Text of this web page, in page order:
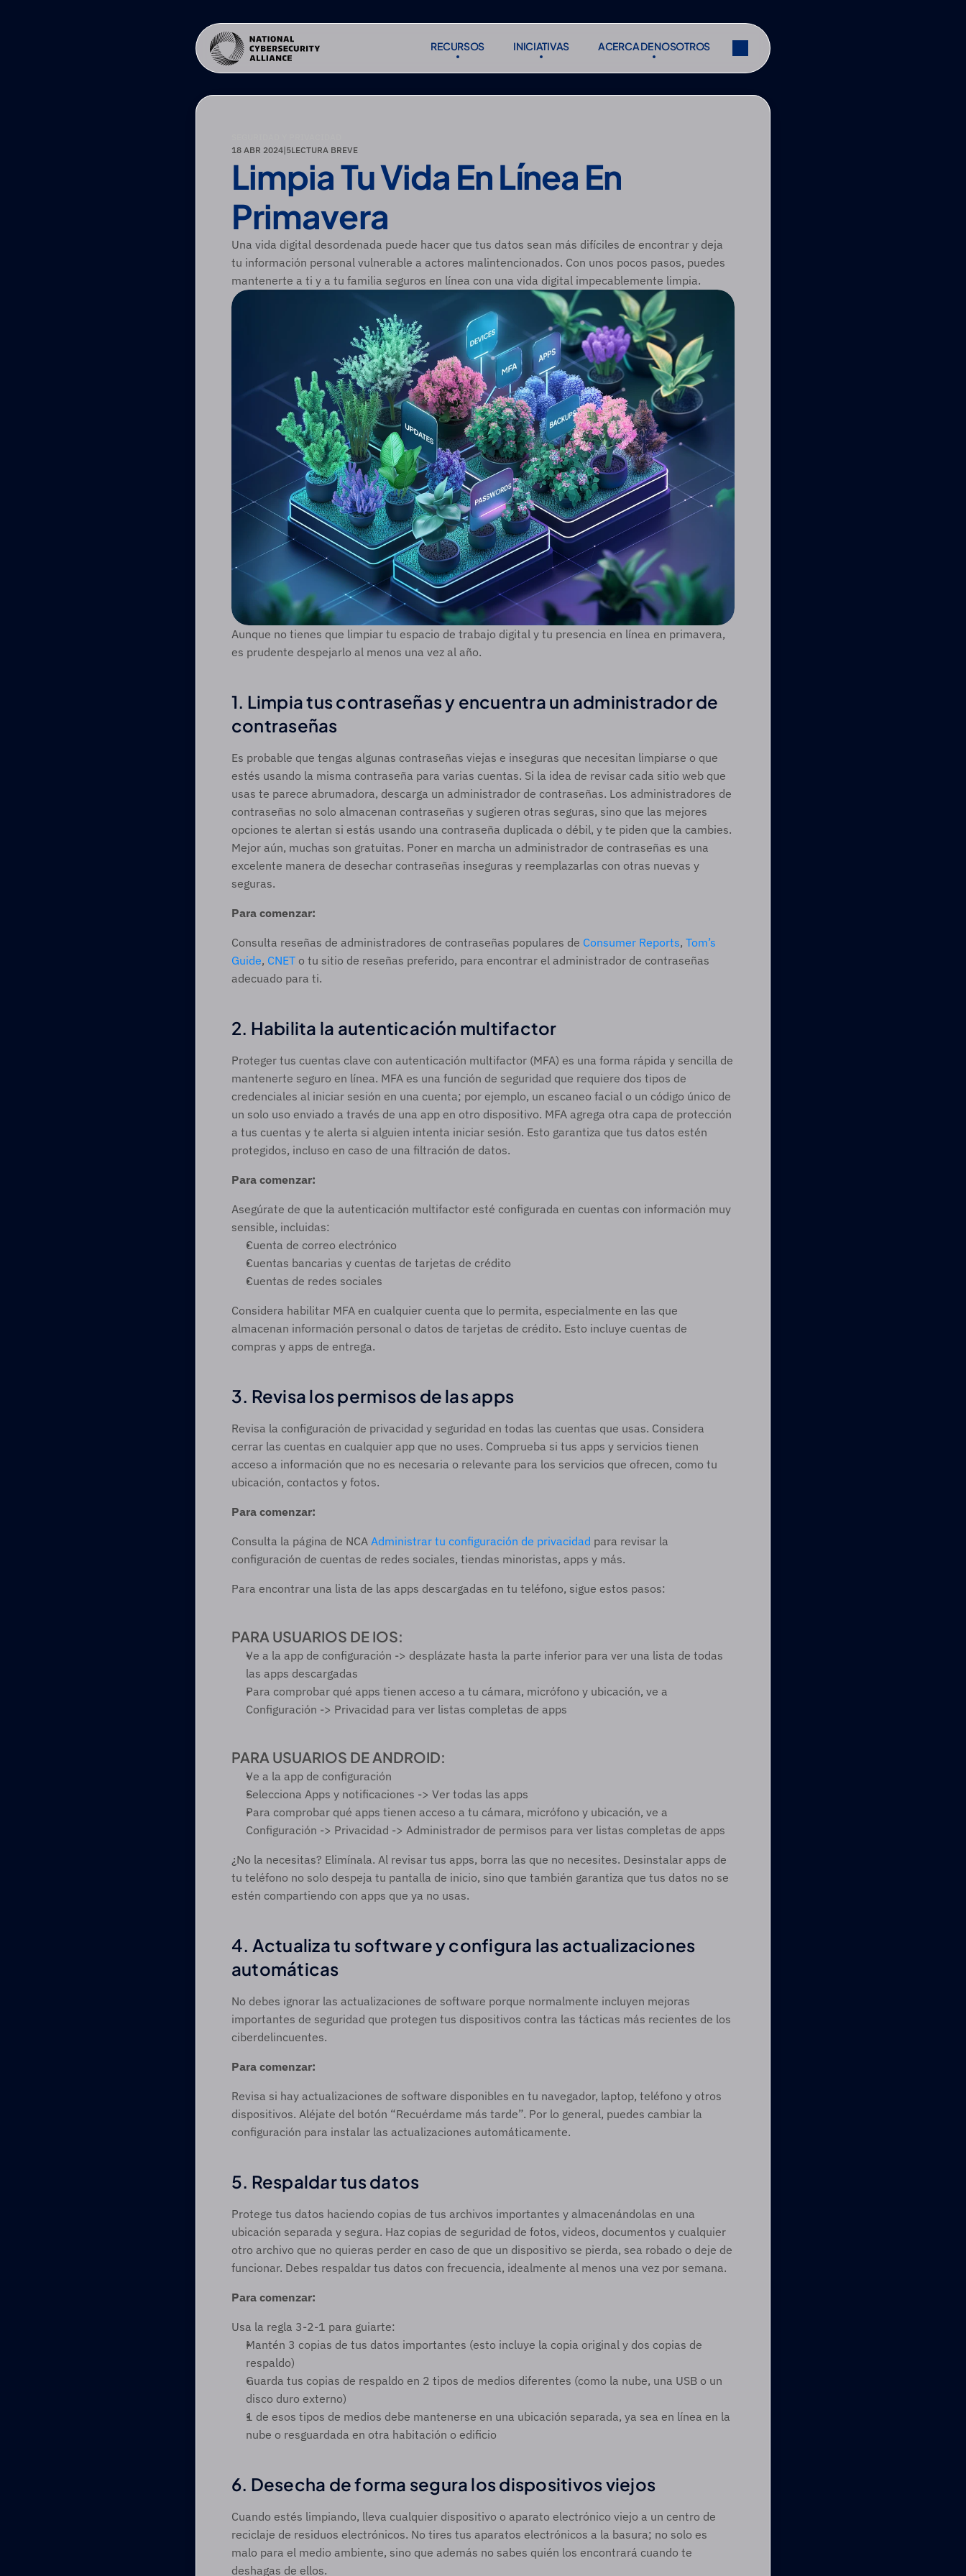
RECURSOS
RECURSOS
INICIATIVAS
INICIATIVAS
ACERCA DE NOSOTROS
ACERCA DE NOSOTROS
Suscribirse
Compartir
18 ABR 2024|5LECTURA BREVE
Limpia Tu Vida En Línea En
Primavera
Una vida digital desordenada puede hacer que tus datos sean más difíciles de encontrar y deja
tu información personal vulnerable a actores malintencionados. Con unos pocos pasos, puedes
mantenerte a ti y a tu familia seguros en línea con una vida digital impecablemente limpia.
Aunque no tienes que limpiar tu espacio de trabajo digital y tu presencia en línea en primavera,
es prudente despejarlo al menos una vez al año.
1. Limpia tus contraseñas y encuentra un administrador de
contraseñas
Es probable que tengas algunas contraseñas viejas e inseguras que necesitan limpiarse o que
estés usando la misma contraseña para varias cuentas. Si la idea de revisar cada sitio web que
usas te parece abrumadora, descarga un administrador de contraseñas. Los administradores de
contraseñas no solo almacenan contraseñas y sugieren otras seguras, sino que las mejores
opciones te alertan si estás usando una contraseña duplicada o débil, y te piden que la cambies.
Mejor aún, muchas son gratuitas. Poner en marcha un administrador de contraseñas es una
excelente manera de desechar contraseñas inseguras y reemplazarlas con otras nuevas y
seguras.
Para comenzar:
Consulta reseñas de administradores de contraseñas populares de Consumer Reports, Tom’s
Guide, CNET o tu sitio de reseñas preferido, para encontrar el administrador de contraseñas
adecuado para ti.
2. Habilita la autenticación multifactor
Proteger tus cuentas clave con autenticación multifactor (MFA) es una forma rápida y sencilla de
mantenerte seguro en línea. MFA es una función de seguridad que requiere dos tipos de
credenciales al iniciar sesión en una cuenta; por ejemplo, un escaneo facial o un código único de
un solo uso enviado a través de una app en otro dispositivo. MFA agrega otra capa de protección
a tus cuentas y te alerta si alguien intenta iniciar sesión. Esto garantiza que tus datos estén
protegidos, incluso en caso de una filtración de datos.
Para comenzar:
Asegúrate de que la autenticación multifactor esté configurada en cuentas con información muy
sensible, incluidas:
Cuenta de correo electrónico
Cuentas bancarias y cuentas de tarjetas de crédito
Cuentas de redes sociales
Considera habilitar MFA en cualquier cuenta que lo permita, especialmente en las que
almacenan información personal o datos de tarjetas de crédito. Esto incluye cuentas de
compras y apps de entrega.
3. Revisa los permisos de las apps
Revisa la configuración de privacidad y seguridad en todas las cuentas que usas. Considera
cerrar las cuentas en cualquier app que no uses. Comprueba si tus apps y servicios tienen
acceso a información que no es necesaria o relevante para los servicios que ofrecen, como tu
ubicación, contactos y fotos.
Para comenzar:
Consulta la página de NCA Administrar tu configuración de privacidad para revisar la
configuración de cuentas de redes sociales, tiendas minoristas, apps y más.
Para encontrar una lista de las apps descargadas en tu teléfono, sigue estos pasos:
PARA USUARIOS DE IOS:
Ve a la app de configuración -> desplázate hasta la parte inferior para ver una lista de todas
las apps descargadas
Para comprobar qué apps tienen acceso a tu cámara, micrófono y ubicación, ve a
Configuración -> Privacidad para ver listas completas de apps
PARA USUARIOS DE ANDROID:
Ve a la app de configuración
Selecciona Apps y notificaciones -> Ver todas las apps
Para comprobar qué apps tienen acceso a tu cámara, micrófono y ubicación, ve a
Configuración -> Privacidad -> Administrador de permisos para ver listas completas de apps
¿No la necesitas? Elimínala. Al revisar tus apps, borra las que no necesites. Desinstalar apps de
tu teléfono no solo despeja tu pantalla de inicio, sino que también garantiza que tus datos no se
estén compartiendo con apps que ya no usas.
4. Actualiza tu software y configura las actualizaciones
automáticas
No debes ignorar las actualizaciones de software porque normalmente incluyen mejoras
importantes de seguridad que protegen tus dispositivos contra las tácticas más recientes de los
ciberdelincuentes.
Para comenzar:
Revisa si hay actualizaciones de software disponibles en tu navegador, laptop, teléfono y otros
dispositivos. Aléjate del botón “Recuérdame más tarde”. Por lo general, puedes cambiar la
configuración para instalar las actualizaciones automáticamente.
5. Respaldar tus datos
Protege tus datos haciendo copias de tus archivos importantes y almacenándolas en una
ubicación separada y segura. Haz copias de seguridad de fotos, videos, documentos y cualquier
otro archivo que no quieras perder en caso de que un dispositivo se pierda, sea robado o deje de
funcionar. Debes respaldar tus datos con frecuencia, idealmente al menos una vez por semana.
Para comenzar:
Usa la regla 3-2-1 para guiarte:
Mantén 3 copias de tus datos importantes (esto incluye la copia original y dos copias de
respaldo)
Guarda tus copias de respaldo en 2 tipos de medios diferentes (como la nube, una USB o un
disco duro externo)
1 de esos tipos de medios debe mantenerse en una ubicación separada, ya sea en línea en la
nube o resguardada en otra habitación o edificio
6. Desecha de forma segura los dispositivos viejos
Cuando estés limpiando, lleva cualquier dispositivo o aparato electrónico viejo a un centro de
reciclaje de residuos electrónicos. No tires tus aparatos electrónicos a la basura; no solo es
malo para el medio ambiente, sino que además no sabes quién los encontrará cuando te
deshagas de ellos.